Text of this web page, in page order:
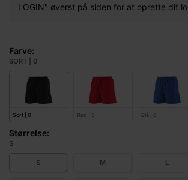
LOGIN" øverst på siden for at oprette dit
Farve:
SORT | 0
Sort | 0 Rød | 5 Blå | 6
Størrelse:
S
S M L